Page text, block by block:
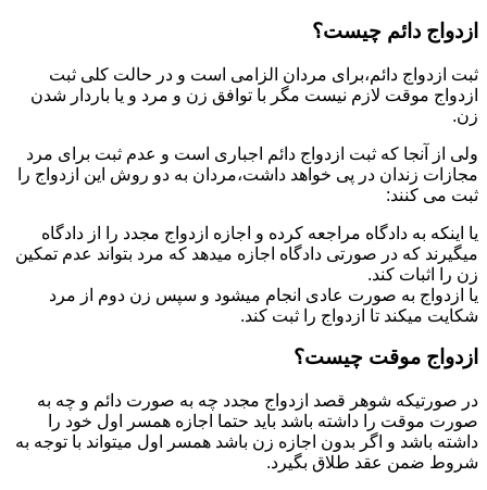
ازدواج دائم چیست؟
ثبت ازدواج دائم،برای مردان الزامی است و در حالت کلی ثبت
ازدواج موقت لازم نیست مگر با توافق زن و مرد و یا باردار شدن
زن.
ولی از آنجا که ثبت ازدواج دائم اجباری است و عدم ثبت برای مرد
مجازات زندان در پی خواهد داشت،مردان به دو روش این ازدواج را
ثبت می کنند:
یا اینکه به دادگاه مراجعه کرده و اجازه ازدواج مجدد را از دادگاه
میگیرند که در صورتی دادگاه اجازه میدهد که مرد بتواند عدم تمکین
زن را اثبات کند.
یا ازدواج به صورت عادی انجام میشود و سپس زن دوم از مرد
شکایت میکند تا ازدواج را ثبت کند.
ازدواج موقت چیست؟
در صورتیکه شوهر قصد ازدواج مجدد چه به صورت دائم و چه به
صورت موقت را داشته باشد باید حتما اجازه همسر اول خود را
داشته باشد و اگر بدون اجازه زن باشد همسر اول میتواند با توجه به
شروط ضمن عقد طلاق بگیرد.